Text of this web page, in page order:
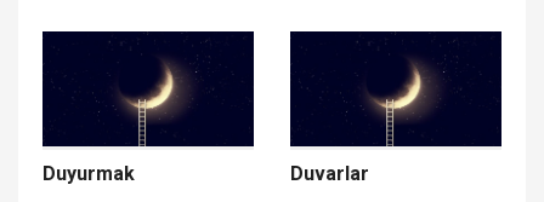
Duyurmak Duvarlar